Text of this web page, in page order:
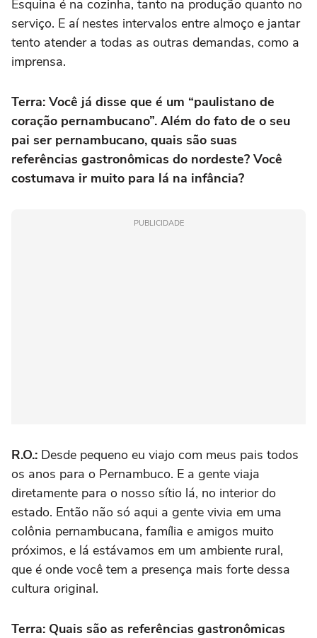
Esquina é na cozinha, tanto na produção quanto no
serviço. E aí nestes intervalos entre almoço e jantar
tento atender a todas as outras demandas, como a
imprensa.
Terra: Você já disse que é um “paulistano de
coração pernambucano”. Além do fato de o seu
pai ser pernambucano, quais são suas
referências gastronômicas do nordeste? Você
costumava ir muito para lá na infância?
PUBLICIDADE
R.O.: Desde pequeno eu viajo com meus pais todos
os anos para o Pernambuco. E a gente viaja
diretamente para o nosso sítio lá, no interior do
estado. Então não só aqui a gente vivia em uma
colônia pernambucana, família e amigos muito
próximos, e lá estávamos em um ambiente rural,
que é onde você tem a presença mais forte dessa
cultura original.
Terra: Quais são as referências gastronômicas